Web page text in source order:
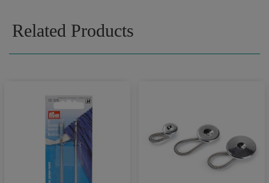
Related Products